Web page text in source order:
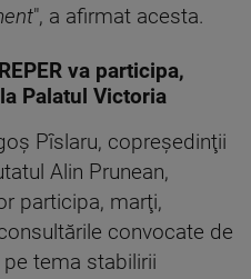
", a afirmat acesta.
va participa,
Palatul Victoria
Pîslaru, copreşedinţii
Alin Prunean,
participa, marţi,
convocate de
tema stabilirii